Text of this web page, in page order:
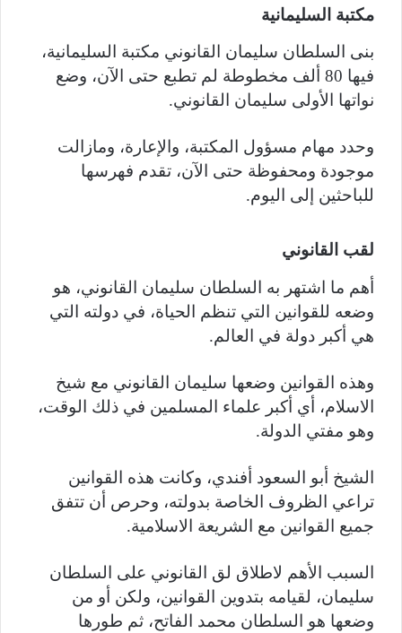
مكتبة السليمانية
بنى السلطان سليمان القانوني مكتبة السليمانية،
فيها 80 ألف مخطوطة لم تطبع حتى الآن، وضع
نواتها الأولى سليمان القانوني.
وحدد مهام مسؤول المكتبة، والإعارة، ومازالت
موجودة ومحفوظة حتى الآن، تقدم فهرسها
للباحثين إلى اليوم.
لقب القانوني
أهم ما اشتهر به السلطان سليمان القانوني، هو
وضعه للقوانين التي تنظم الحياة، في دولته التي
هي أكبر دولة في العالم.
وهذه القوانين وضعها سليمان القانوني مع شيخ
الاسلام، أي أكبر علماء المسلمين في ذلك الوقت،
وهو مفتي الدولة.
الشيخ أبو السعود أفندي، وكانت هذه القوانين
تراعي الظروف الخاصة بدولته، وحرص أن تتفق
جميع القوانين مع الشريعة الاسلامية.
السبب الأهم لاطلاق لق القانوني على السلطان
سليمان، لقيامه بتدوين القوانين، ولكن أو من
وضعها هو السلطان محمد الفاتح، ثم طورها